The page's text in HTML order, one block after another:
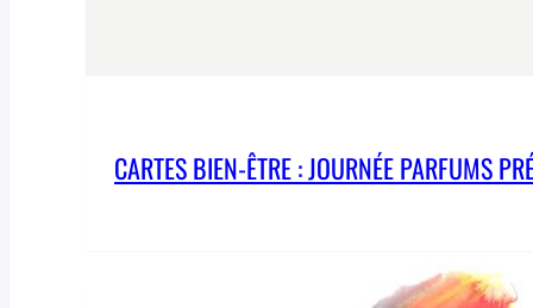
CARTES BIEN-ÊTRE : JOURNÉE PARFUMS